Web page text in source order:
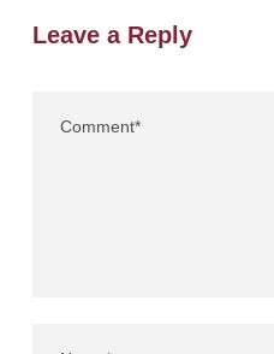
Leave a Reply